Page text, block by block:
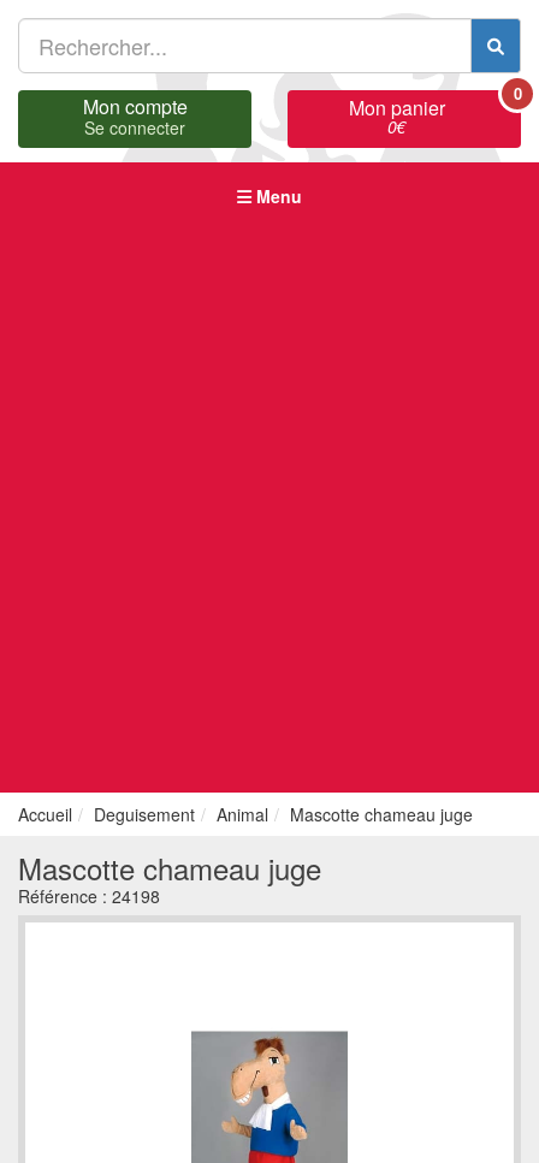
Mon compte
Se connecter
Mon panier
0€
0
Menu
Accueil Deguisement Animal Mascotte chameau juge
Mascotte chameau juge
Référence : 24198